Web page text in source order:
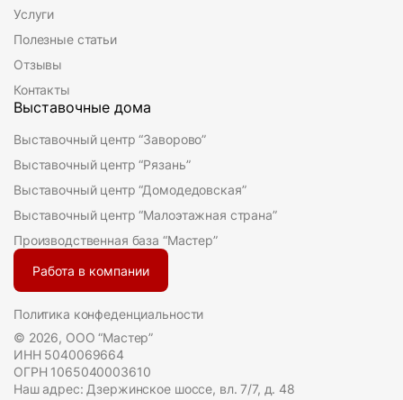
Услуги
Полезные статьи
Отзывы
Контакты
Выставочные дома
Выставочный центр “Заворово”
Выставочный центр “Рязань”
Выставочный центр “Домодедовская”
Выставочный центр “Малоэтажная страна”
Производственная база “Мастер”
Работа в компании
Политика конфеденциальности
© 2026, ООО “Мастер”
ИНН 5040069664
ОГРН 1065040003610
Наш адрес: Дзержинское шоссе, вл. 7/7, д. 48